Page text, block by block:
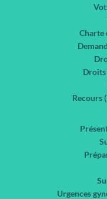
Charte
Droits
Recours
Urgences